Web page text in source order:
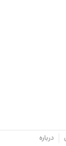
درباره